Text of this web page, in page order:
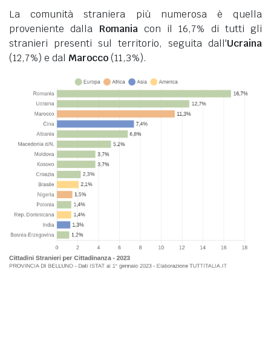
La comunità straniera più numerosa è quella
proveniente dalla Romaniacon il 16,7% di tutti gli
stranieri presenti sul territorio, seguita dall'Ucraina
(12,7%) e dal Marocco(11,3%).